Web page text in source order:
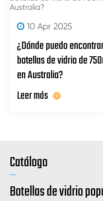
10 Apr 2025
¿Dónde puedo
botellas de vidrio de
en Australia?
Leer más
Catálogo
Botellas de vidrio